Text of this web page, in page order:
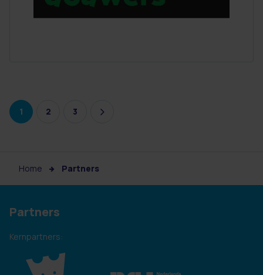
1 2 3
Home Partners
Partners
Kernpartners: